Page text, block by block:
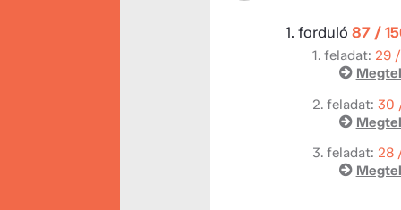
1. forduló 87 /
1. feladat: 29
2. feladat: 30
3. feladat: 28